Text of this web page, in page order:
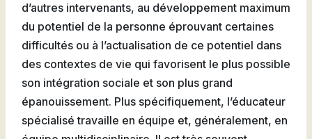
d’autres intervenants, au développement maximum
du potentiel de la personne éprouvant certaines
difficultés ou à l’actualisation de ce potentiel dans
des contextes de vie qui favorisent le plus possible
son intégration sociale et son plus grand
épanouissement. Plus spécifiquement, l’éducateur
spécialisé travaille en équipe et, généralement, en